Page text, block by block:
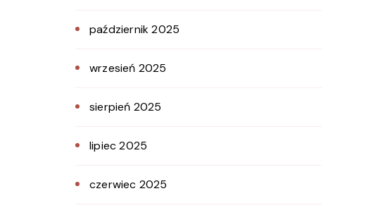
październik 2025
wrzesień 2025
sierpień 2025
lipiec 2025
czerwiec 2025